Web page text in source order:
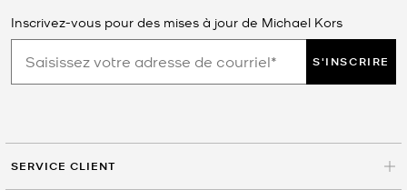
Inscrivez-vous pour des mises à jour de Michael Kors
S'INSCRIRE
SERVICE CLIENT